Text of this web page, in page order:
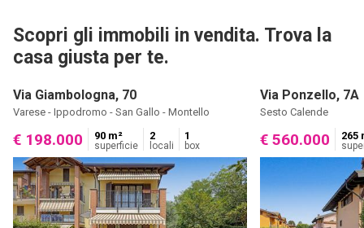
Scopri gli immobili in vendita. Trova la
casa giusta per te.
Via Giambologna, 70
Varese - Ippodromo - San Gallo - Montello
€ 198.000 90 m²
superficie
2
locali
1
box
Via Ponzello, 7A
Sesto Calende
€ 560.000 265